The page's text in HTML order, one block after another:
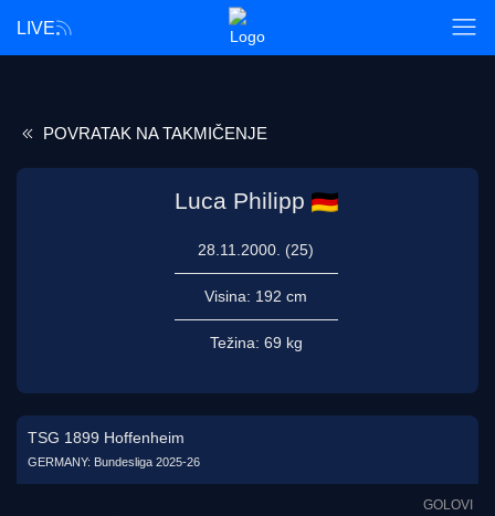
LIVE
POVRATAK NA TAKMIČENJE
Luca Philipp
28.11.2000. (25)
Visina: 192 cm
Težina: 69 kg
TSG 1899 Hoffenheim
GERMANY: Bundesliga 2025-26
GOLOVI